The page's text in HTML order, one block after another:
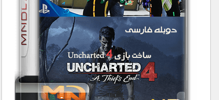
فرهنگ / هنر
ماورایی
مسابقات / ورزشی
مستند های اختصاصی